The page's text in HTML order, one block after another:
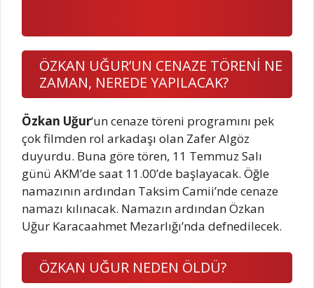
ÖZKAN UĞUR’UN CENAZE TÖRENİ NE
ZAMAN, NEREDE YAPILACAK?
Özkan Uğur‘un cenaze töreni programını pek
çok filmden rol arkadaşı olan Zafer Algöz
duyurdu. Buna göre tören, 11 Temmuz Salı
günü AKM’de saat 11.00’de başlayacak. Öğle
namazının ardından Taksim Camii’nde cenaze
namazı kılınacak. Namazın ardından Özkan
Uğur Karacaahmet Mezarlığı’nda defnedilecek.
ÖZKAN UĞUR NEDEN ÖLDÜ?